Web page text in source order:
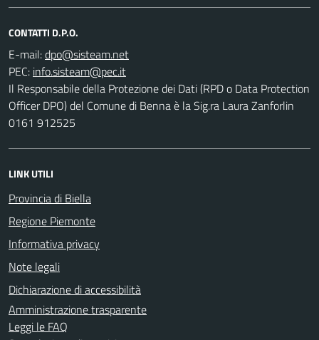
CONTATTI D.P.O.
E-mail:
PEC:
Il Responsabile della Protezione dei Dati (RPD o Data Protection
Officer DPO) del Comune di Benna è la Sig.ra Laura Zanforlin
0161 912525
LINK UTILI
Provincia di Biella
Regione Piemonte
Informativa privacy
Note legali
Dichiarazione di accessibilità
Amministrazione trasparente
Leggi le FAQ